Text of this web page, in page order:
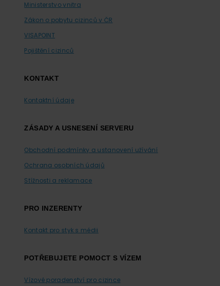
Ministerstvo vnitra
Zákon o pobytu cizinců v ČR
VISAPOINT
Pojištění cizinců
KONTAKT
Kontaktní údaje
ZÁSADY A USNESENÍ SERVERU
Obchodní podmínky a ustanovení užívání
Ochrana osobních údajů
Stížnosti a reklamace
PRO INZERENTY
Kontakt pro styk s médii
POTŘEBUJETE POMOCT S VÍZEM
Vízové poradenství pro cizince